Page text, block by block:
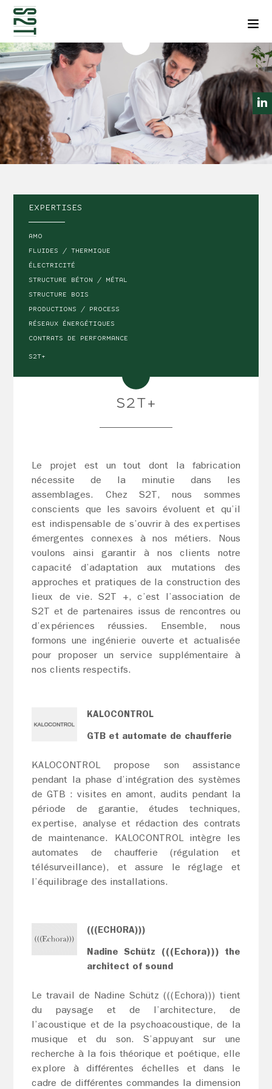
NEWSLETTERS
CONTACT
EXPERTISES
AMO
FLUIDES / THERMIQUE
ÉLECTRICITÉ
STRUCTURE BÉTON / MÉTAL
STRUCTURE BOIS
PRODUCTIONS / PROCESS
RÉSEAUX ÉNERGÉTIQUES
CONTRATS DE PERFORMANCE
S2T+
S2T+
Le projet est un tout dont la fabrication
nécessite de la minutie dans les
assemblages. Chez S2T, nous sommes
conscients que les savoirs évoluent et qu’il
est indispensable de s’ouvrir à des expertises
émergentes connexes à nos métiers. Nous
voulons ainsi garantir à nos clients notre
capacité d’adaptation aux mutations des
approches et pratiques de la construction des
lieux de vie. S2T +, c’est l’association de
S2T et de partenaires issus de rencontres ou
d’expériences réussies. Ensemble, nous
formons une ingénierie ouverte et actualisée
pour proposer un service supplémentaire à
nos clients respectifs.
KALOCONTROL
GTB et automate de chaufferie
KALOCONTROL propose son assistance
pendant la phase d’intégration des systèmes
de GTB : visites en amont, audits pendant la
période de garantie, études techniques,
expertise, analyse et rédaction des contrats
de maintenance. KALOCONTROL intègre les
automates de chaufferie (régulation et
télésurveillance), et assure le réglage et
l’équilibrage des installations.
(((ECHORA)))
Nadine Schütz (((Echora))) the
architect of sound
Le travail de Nadine Schütz (((Echora))) tient
du paysage et de l’architecture, de
l’acoustique et de la psychoacoustique, de la
musique et du son. S’appuyant sur une
recherche à la fois théorique et poétique, elle
explore à différentes échelles et dans le
cadre de différentes commandes la dimension